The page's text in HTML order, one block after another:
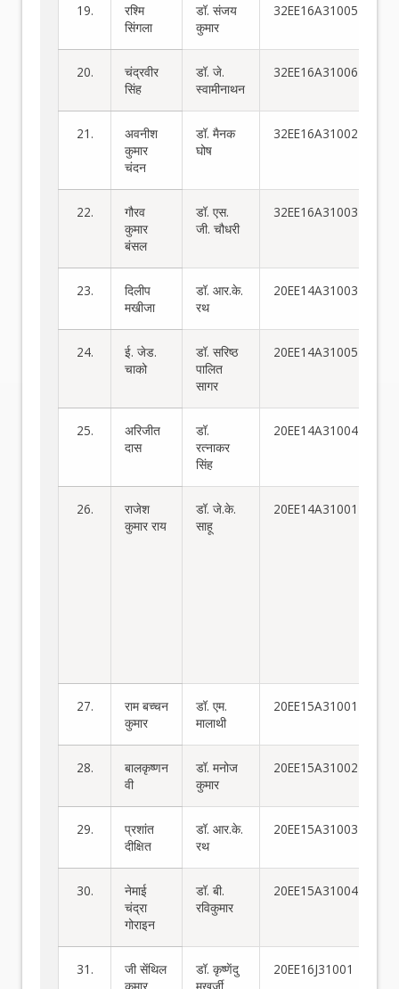
19.
रश्मि
सिंगला
डॉ. संजय
कुमार
32EE16A31005
20.
चंद्रवीर
सिंह
डॉ. जे.
स्वामीनाथन
32EE16A31006
21.
अवनीश
कुमार
चंदन
डॉ. मैनक
घोष
32EE16A31002
22.
गौरव
कुमार
बंसल
डॉ. एस.
जी. चौधरी
32EE16A31003
23.
दिलीप
मखीजा
डॉ. आर.के.
रथ
20EE14A31003
24.
ई. जेड.
चाको
डॉ. सरिष्ठ
पालित
सागर
20EE14A31005
25.
अरिजीत
दास
डॉ.
रत्नाकर
सिंह
20EE14A31004
26.
राजेश
कुमार राय
डॉ. जे.के.
साहू
20EE14A31001
27.
राम बच्चन
कुमार
डॉ. एम.
मालाथी
20EE15A31001
28.
बालकृष्णन
वी
डॉ. मनोज
कुमार
20EE15A31002
29.
प्रशांत
दीक्षित
डॉ. आर.के.
रथ
20EE15A31003
30.
नेमाई
चंद्रा
गोराइन
डॉ. बी.
रविकुमार
20EE15A31004
31.
जी सेंथिल
डॉ. कृष्णेंदु
20EE16J31001